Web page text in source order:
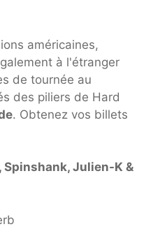
américaines,
à l'étranger
de tournée au
des piliers de Hard
. Obtenez vos billets
Spinshank, Julien-K &